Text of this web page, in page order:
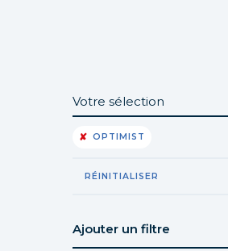
Votre sélection
OPTIMIST
RÉINITIALISER
Ajouter un filtre